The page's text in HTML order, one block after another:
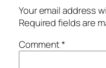
Your email address
Required fields are
Comment*